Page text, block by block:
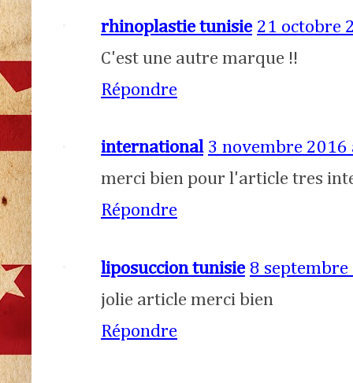
rhinoplastie tunisie 21 octobre
C'est une autre marque !!
Répondre
international 3 novembre 2016
merci bien pour l'article tres
Répondre
liposuccion tunisie 8
jolie article merci bien
Répondre